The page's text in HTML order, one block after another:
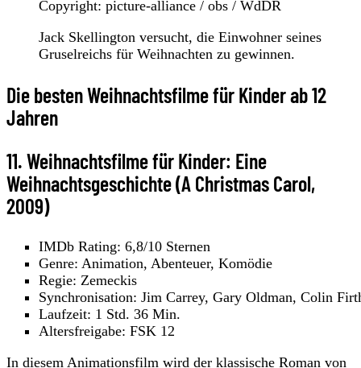
Copyright: picture-alliance / obs / WdDR
Jack Skellington versucht, die Einwohner seines
Gruselreichs für Weihnachten zu gewinnen.
Die besten Weihnachtsfilme für Kinder ab 12
Jahren
11. Weihnachtsfilme für Kinder: Eine
Weihnachtsgeschichte (A Christmas Carol,
2009)
IMDb Rating: 6,8/10 Sternen
Genre: Animation, Abenteuer, Komödie
Regie: Zemeckis
Synchronisation: Jim Carrey, Gary Oldman, Colin
Laufzeit: 1 Std. 36 Min.
Altersfreigabe: FSK 12
In diesem Animationsfilm wird der klassische Roman von